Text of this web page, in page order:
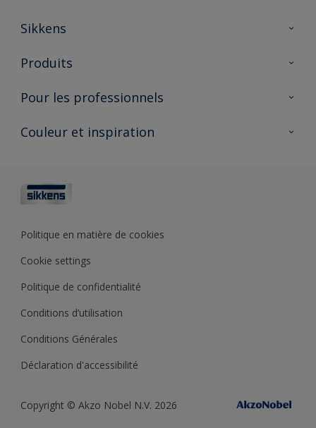
Sikkens
À propos de Sikkens
Durabilité
Produits
Produits pour l’intérieur
Trouver un point de vente
Pour les professionnels
Partenaires Sikkens 🔗
Architectes
Couleur et inspiration
Collections de couleurs
Base de connaissances
Politique en matière de cookies
Cookie settings
Politique de confidentialité
Conditions d’utilisation
Conditions Générales
Déclaration d'accessibilité
Copyright © Akzo Nobel N.V. 2026